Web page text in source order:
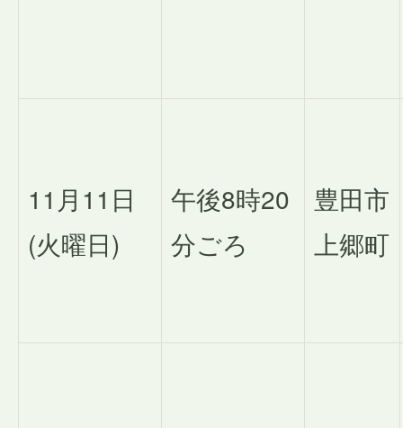
11月11日
(火曜日)
午後8時20
分ごろ
豊田市
上郷町